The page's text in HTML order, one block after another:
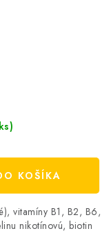
KOŠÍKA
vitamíny B1, B2, B6,
nikotínovú, biotin